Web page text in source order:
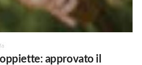
approvato il